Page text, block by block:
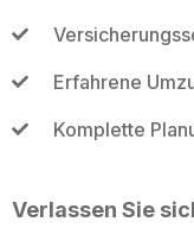
Erfahrene
Komplette
Verlassen Sie